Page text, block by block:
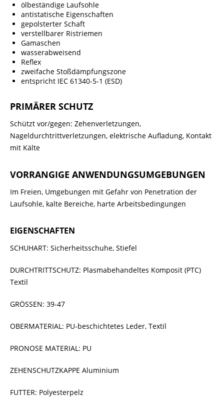
ölbeständige Laufsohle
antistatische Eigenschaften
gepolsterter Schaft
verstellbarer Ristriemen
Gamaschen
wasserabweisend
Reflex
zweifache Stoßdämpfungszone
entspricht IEC 61340-5-1 (ESD)
PRIMÄRER SCHUTZ
Schützt vor/gegen: Zehenverletzungen,
Nageldurchtrittverletzungen, elektrische Aufladung, Kontakt
mit Kälte
VORRANGIGE ANWENDUNGSUMGEBUNGEN
Im Freien, Umgebungen mit Gefahr von Penetration der
Laufsohle, kalte Bereiche, harte Arbeitsbedingungen
EIGENSCHAFTEN
SCHUHART: Sicherheitsschuhe, Stiefel
DURCHTRITTSCHUTZ: Plasmabehandeltes Komposit (PTC)
Textil
GRÖSSEN: 39-47
OBERMATERIAL: PU-beschichtetes Leder, Textil
PRONOSE MATERIAL: PU
ZEHENSCHUTZKAPPE Aluminium
FUTTER: Polyesterpelz